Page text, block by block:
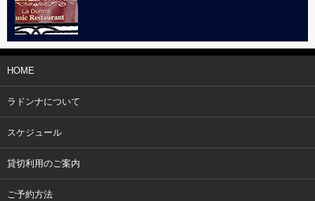
HOME
ラドンナについて
スケジュール
貸切利用のご案内
ご予約方法